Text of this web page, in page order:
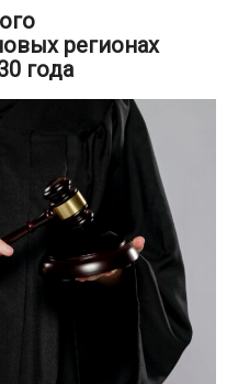
регионах
года